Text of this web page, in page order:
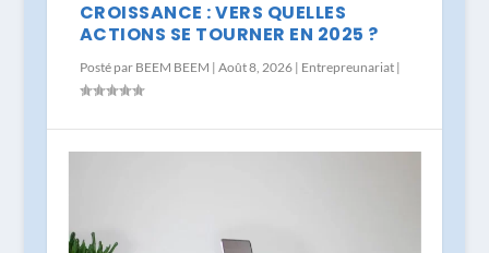
CROISSANCE : VERS QUELLES
ACTIONS SE TOURNER EN 2025 ?
Posté par BEEM BEEM | Août 8, 2026| Entrepreunariat|